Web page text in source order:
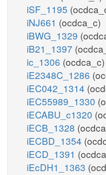
iSF_1195
iNJ661 (ocdca_c)
iBWG_1329
iB21_1397
ic_1306 (ocdca_c)
iE2348C_1286
iEC042_1314
iEC55989_1330
iECABU_c1320
iECB_1328
iECBD_1354
iECD_1391
iEcDH1_1363